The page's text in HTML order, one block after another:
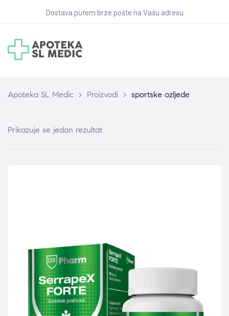
Dostava putem brze pošte na Vašu adresu
Apoteka SL Medic > Proizvodi > sportske ozljede
Prikazuje se jedan rezultat